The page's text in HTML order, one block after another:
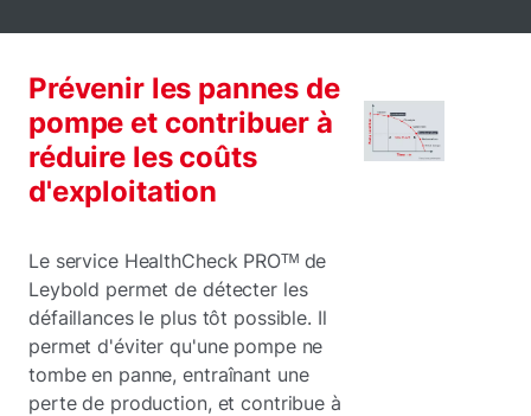
Prévenir les pannes de
pompe et contribuer à
réduire les coûts
d'exploitation
Le service HealthCheck PROᵀᴹ de
Leybold permet de détecter les
défaillances le plus tôt possible. Il
permet d'éviter qu'une pompe ne
tombe en panne, entraînant une
perte de production, et contribue à